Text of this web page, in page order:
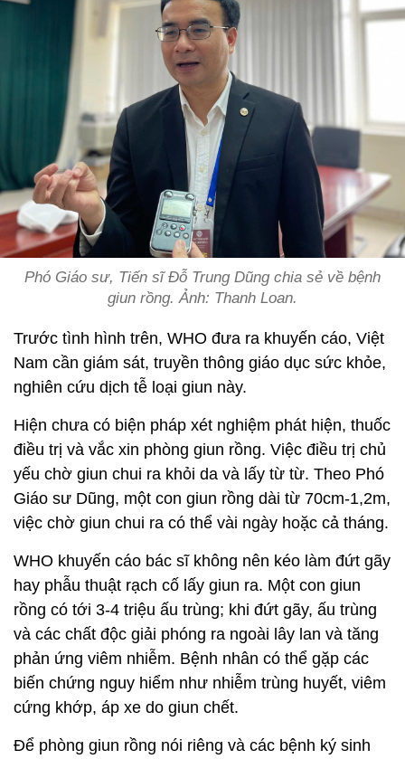
Phó Giáo sư, Tiến sĩ Đỗ Trung Dũng chia sẻ về bệnh
giun rồng. Ảnh: Thanh Loan.
Trước tình hình trên, WHO đưa ra khuyến cáo, Việt
Nam cần giám sát, truyền thông giáo dục sức khỏe,
nghiên cứu dịch tễ loại giun này.
Hiện chưa có biện pháp xét nghiệm phát hiện, thuốc
điều trị và vắc xin phòng giun rồng. Việc điều trị chủ
yếu chờ giun chui ra khỏi da và lấy từ từ. Theo Phó
Giáo sư Dũng, một con giun rồng dài từ 70cm-1,2m,
việc chờ giun chui ra có thể vài ngày hoặc cả tháng.
WHO khuyến cáo bác sĩ không nên kéo làm đứt gãy
hay phẫu thuật rạch cố lấy giun ra. Một con giun
rồng có tới 3-4 triệu ấu trùng; khi đứt gãy, ấu trùng
và các chất độc giải phóng ra ngoài lây lan và tăng
phản ứng viêm nhiễm. Bệnh nhân có thể gặp các
biến chứng nguy hiểm như nhiễm trùng huyết, viêm
cứng khớp, áp xe do giun chết.
Để phòng giun rồng nói riêng và các bệnh ký sinh